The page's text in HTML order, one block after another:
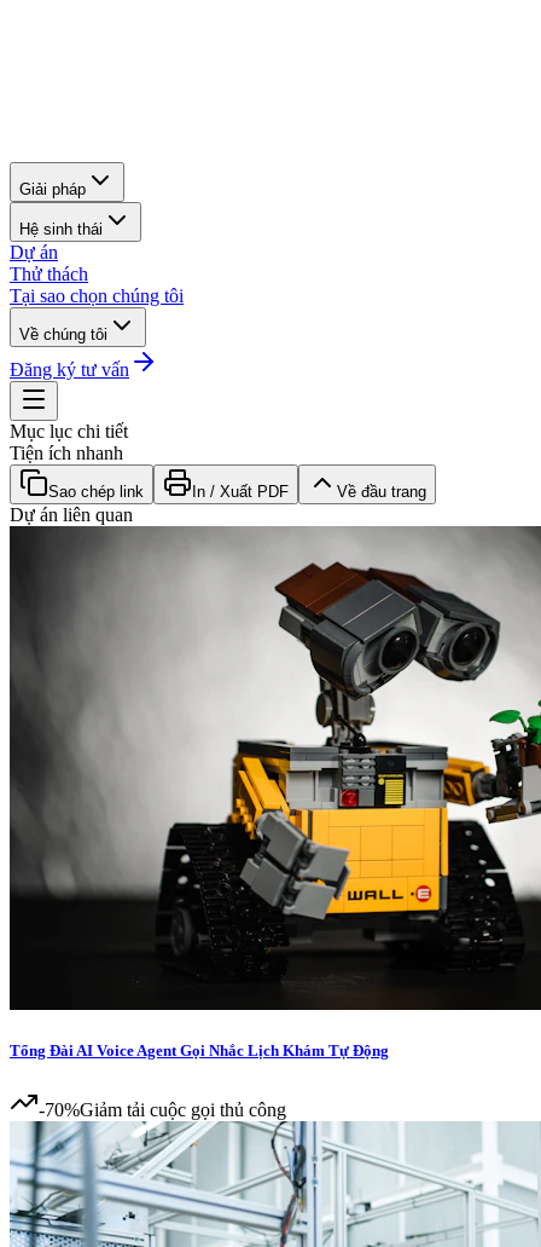
Giải pháp
Hệ sinh thái
Dự án
Thử thách
Tại sao chọn chúng tôi
Về chúng tôi
Đăng ký tư vấn
Mục lục chi tiết
Tiện ích nhanh
Sao chép link In / Xuất PDF Về đầu trang
Dự án liên quan
Tổng Đài AI Voice Agent Gọi Nhắc Lịch Khám Tự Động
-70%Giảm tải cuộc gọi thủ công